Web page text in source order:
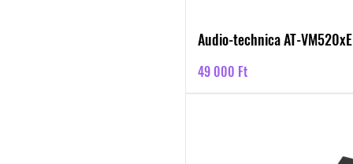
Audio-technica AT-
Ár
49 000 Ft